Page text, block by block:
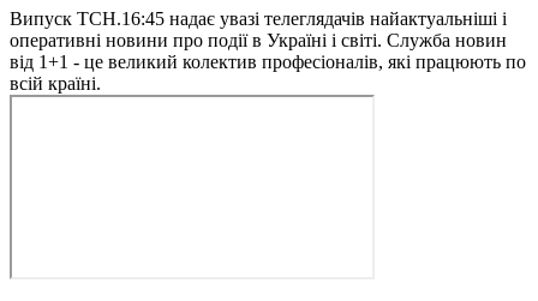
Випуск ТСН.16:45 надає увазі телеглядачів найактуальніші і
оперативні новини про події в Україні і світі. Служба новин
від 1+1 - це великий колектив професіоналів, які працюють по
всій країні.